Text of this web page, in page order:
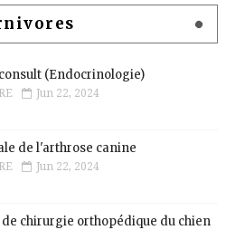
(Endocrinologie)
Jun 22, 2024
de l'arthrose canine
Jun 22, 2024
chirurgie orthopédique du chien